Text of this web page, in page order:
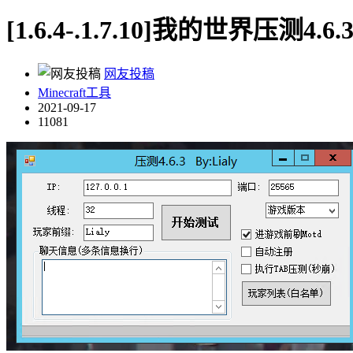
[1.6.4-.1.7.10]我的世界压测4.6.3
网友投稿
Minecraft工具
2021-09-17
11081